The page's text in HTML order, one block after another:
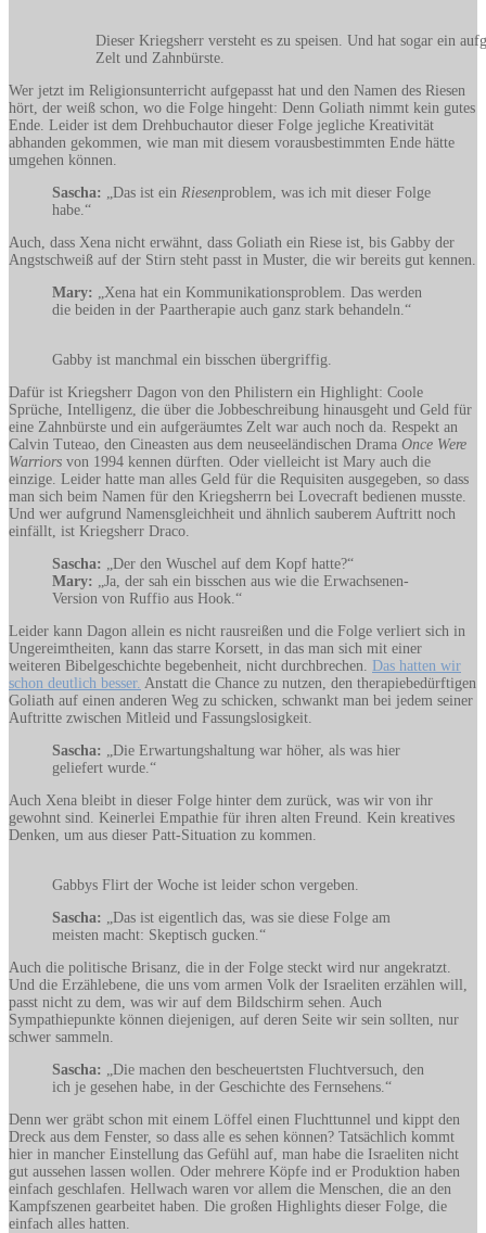
Dieser Kriegsherr versteht es zu speisen. Und hat sogar ein
Zelt und Zahnbürste.
Wer jetzt im Religionsunterricht aufgepasst hat und den Namen des Riesen
hört, der weiß schon, wo die Folge hingeht: Denn Goliath nimmt kein gutes
Ende. Leider ist dem Drehbuchautor dieser Folge jegliche Kreativität
abhanden gekommen, wie man mit diesem vorausbestimmten Ende hätte
umgehen können.
Sascha:
„Das ist ein Riesenproblem, was ich mit dieser Folge
habe.“
Auch, dass Xena nicht erwähnt, dass Goliath ein Riese ist, bis Gabby der
Angstschweiß auf der Stirn steht passt in Muster, die wir bereits gut kennen.
Mary:
„Xena hat ein Kommunikationsproblem. Das werden
die beiden in der Paartherapie auch ganz stark behandeln.“
Gabby ist manchmal ein bisschen übergriffig.
Dafür ist Kriegsherr Dagon von den Philistern ein Highlight: Coole
Sprüche, Intelligenz, die über die Jobbeschreibung hinausgeht und Geld für
eine Zahnbürste und ein aufgeräumtes Zelt war auch noch da. Respekt an
Calvin Tuteao, den Cineasten aus dem neuseeländischen Drama Once Were
Warriors von 1994 kennen dürften. Oder vielleicht ist Mary auch die
einzige. Leider hatte man alles Geld für die Requisiten ausgegeben, so dass
man sich beim Namen für den Kriegsherrn bei Lovecraft bedienen musste.
Und wer aufgrund Namensgleichheit und ähnlich sauberem Auftritt noch
einfällt, ist Kriegsherr Draco.
Sascha:
„Der den Wuschel auf dem Kopf hatte?“
Mary:
„Ja, der sah ein bisschen aus wie die Erwachsenen-
Version von Ruffio aus Hook.“
Leider kann Dagon allein es nicht rausreißen und die Folge verliert sich in
Ungereimtheiten, kann das starre Korsett, in das man sich mit einer
weiteren Bibelgeschichte begebenheit, nicht durchbrechen. Das hatten wir
schon deutlich besser. Anstatt die Chance zu nutzen, den therapiebedürftigen
Goliath auf einen anderen Weg zu schicken, schwankt man bei jedem seiner
Auftritte zwischen Mitleid und Fassungslosigkeit.
Sascha:
„Die Erwartungshaltung war höher, als was hier
geliefert wurde.“
Auch Xena bleibt in dieser Folge hinter dem zurück, was wir von ihr
gewohnt sind. Keinerlei Empathie für ihren alten Freund. Kein kreatives
Denken, um aus dieser Patt-Situation zu kommen.
Gabbys Flirt der Woche ist leider schon vergeben.
Sascha:
„Das ist eigentlich das, was sie diese Folge am
meisten macht: Skeptisch gucken.“
Auch die politische Brisanz, die in der Folge steckt wird nur angekratzt.
Und die Erzählebene, die uns vom armen Volk der Israeliten erzählen will,
passt nicht zu dem, was wir auf dem Bildschirm sehen. Auch
Sympathiepunkte können diejenigen, auf deren Seite wir sein sollten, nur
schwer sammeln.
Sascha:
„Die machen den bescheuertsten Fluchtversuch, den
ich je gesehen habe, in der Geschichte des Fernsehens.“
Denn wer gräbt schon mit einem Löffel einen Fluchttunnel und kippt den
Dreck aus dem Fenster, so dass alle es sehen können? Tatsächlich kommt
hier in mancher Einstellung das Gefühl auf, man habe die Israeliten nicht
gut aussehen lassen wollen. Oder mehrere Köpfe ind er Produktion haben
einfach geschlafen. Hellwach waren vor allem die Menschen, die an den
Kampfszenen gearbeitet haben. Die großen Highlights dieser Folge, die
einfach alles hatten.